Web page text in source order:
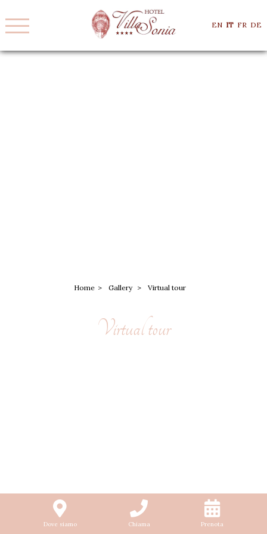
EN IT FR DE
Dove siamo Chiama Prenota
Home Gallery Virtual tour
Virtual tour